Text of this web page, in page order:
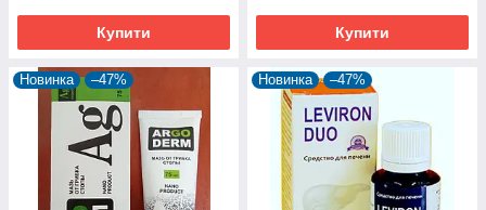
Купити Купити
Новинка –47% Новинка –47%